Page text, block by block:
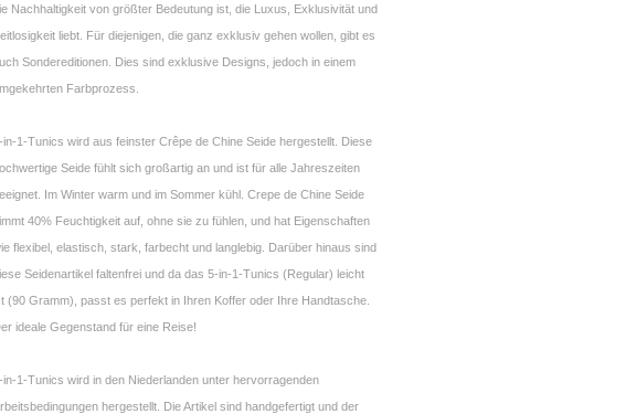
Nachhaltigkeit von größter Bedeutung ist, die Luxus, Exklusivität und
liebt. Für diejenigen, die ganz exklusiv gehen wollen, gibt es
Sondereditionen. Dies sind exklusive Designs, jedoch in einem
Farbprozess.
in-1-Tunics wird aus feinster Crêpe de Chine Seide hergestellt. Diese
Seide fühlt sich großartig an und ist für alle Jahreszeiten
Im Winter warm und im Sommer kühl. Crepe de Chine Seide
40% Feuchtigkeit auf, ohne sie zu fühlen, und hat Eigenschaften
flexibel, elastisch, stark, farbecht und langlebig. Darüber hinaus sind
Seidenartikel faltenfrei und da das 5-in-1-Tunics (Regular) leicht
(90 Gramm), passt es perfekt in Ihren Koffer oder Ihre Handtasche.
ideale Gegenstand für eine Reise!
in-1-Tunics wird in den Niederlanden unter hervorragenden
hergestellt. Die Artikel sind handgefertigt und der